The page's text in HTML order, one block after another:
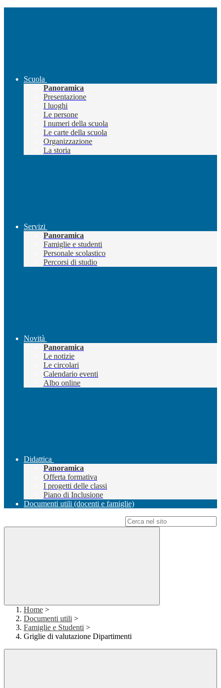
Scuola
Panoramica
Presentazione
I luoghi
Le persone
I numeri della scuola
Le carte della scuola
Organizzazione
La storia
Servizi
Panoramica
Famiglie e studenti
Personale scolastico
Percorsi di studio
Novità
Panoramica
Le notizie
Le circolari
Calendario eventi
Albo online
Didattica
Panoramica
Offerta formativa
I progetti delle classi
Piano di Inclusione
Documenti utili (docenti e famiglie)
Home >
Documenti utili >
Famiglie e Studenti >
Griglie di valutazione Dipartimenti